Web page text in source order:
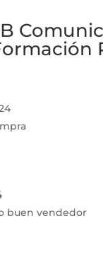
buen vendedor